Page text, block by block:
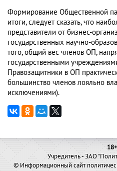
Формирование Общественной
итоги, следует сказать, что
представители от бизнес-
государственных научно-
того, общий вес членов ОП,
государственными
Правозащитники в ОП
большинство членов лояльно
исключениями).
18+
Учредитель - ЗАО
© Информационный сайт